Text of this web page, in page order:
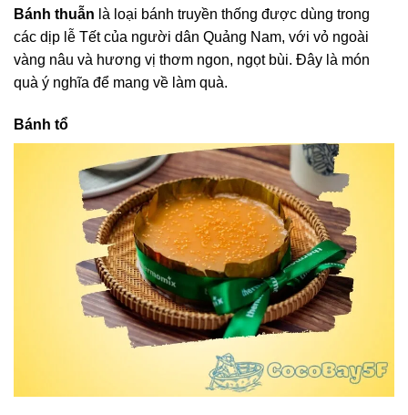
Bánh thuẫn là loại bánh truyền thống được dùng trong
các dịp lễ Tết của người dân Quảng Nam, với vỏ ngoài
vàng nâu và hương vị thơm ngon, ngọt bùi. Đây là món
quà ý nghĩa để mang về làm quà.
Bánh tổ